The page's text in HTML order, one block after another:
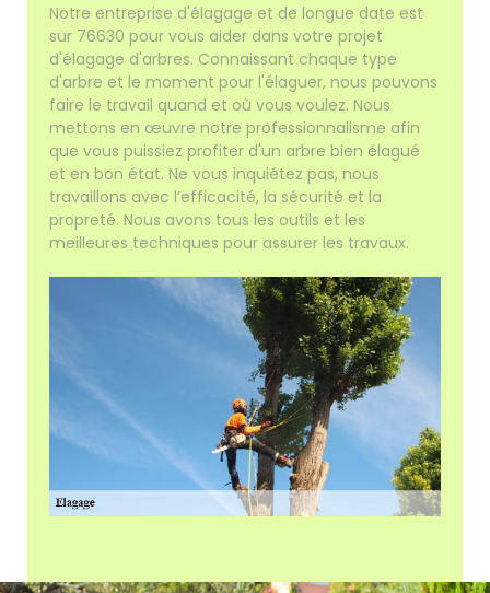
Notre entreprise d'élagage et de longue date est
sur 76630 pour vous aider dans votre projet
d'élagage d'arbres. Connaissant chaque type
d'arbre et le moment pour l'élaguer, nous pouvons
faire le travail quand et où vous voulez. Nous
mettons en œuvre notre professionnalisme afin
que vous puissiez profiter d'un arbre bien élagué
et en bon état. Ne vous inquiétez pas, nous
travaillons avec l’efficacité, la sécurité et la
propreté. Nous avons tous les outils et les
meilleures techniques pour assurer les travaux.